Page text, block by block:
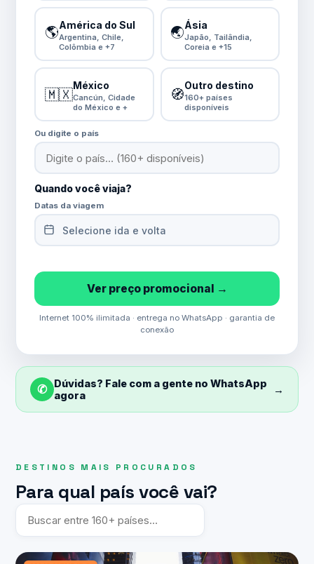
🌎América do Sul
Argentina, Chile,
Colômbia e +7
🌏Ásia
Japão, Tailândia,
Coreia e +15
🇲🇽
México
Cancún, Cidade
do México e +
🧭
Outro destino
160+ países
disponíveis
Ou digite o país
Quando você viaja?
Datas da viagem
Selecione ida e volta
Ver preço promocional →
Internet 100% ilimitada · entrega no WhatsApp · garantia de
conexão
✆
Dúvidas? Fale com a gente no WhatsApp
agora
→
DESTINOS MAIS PROCURADOS
Para qual país você vai?